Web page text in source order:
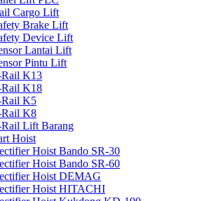
Cargo Lift
Brake Lift
Device Lift
Lantai Lift
Pintu Lift
K13
K18
K5
K8
Lift Barang
Hoist
Hoist Bando SR-30
Hoist Bando SR-60
Hoist DEMAG
Hoist HITACHI